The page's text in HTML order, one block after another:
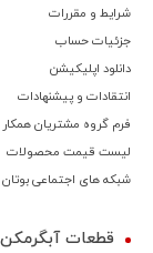
شرایط و مقررات
جزئیات حساب
دانلود اپلیکیشن
انتقادات و پیشنهادات
فرم گروه مشتریان همکار
لیست قیمت محصولات
شبکه های اجتماعی
قطعات آبگرمکن